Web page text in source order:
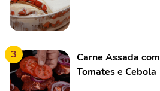
3
Carne Assada com
Tomates e Cebola